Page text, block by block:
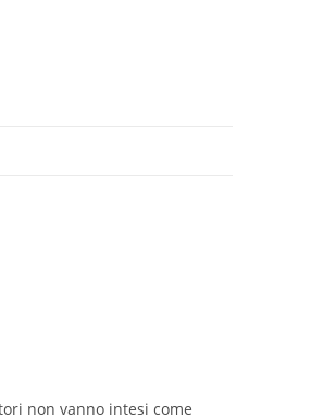
non vanno intesi come